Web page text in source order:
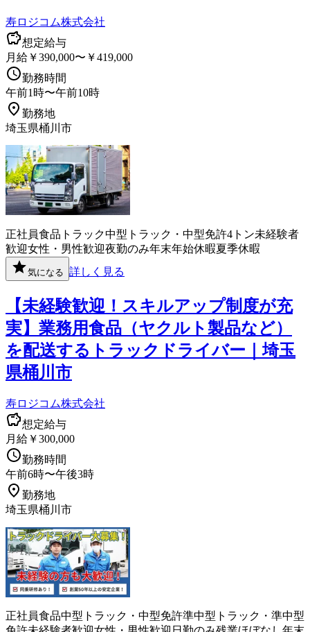
寿ロジコム株式会社
想定給与
月給￥390,000〜￥419,000
勤務時間
午前1時〜午前10時
勤務地
埼玉県桶川市
正社員食品 トラック中型トラック・中型免許4トン未経験者
歓迎女性・男性歓迎夜勤のみ年末年始休暇夏季休暇
気になる 詳しく見る
【未経験歓迎！スキルアップ制度が充
実】業務用食品（ヤクルト製品など）
を配送するトラックドライバー｜埼玉
県桶川市
寿ロジコム株式会社
想定給与
月給￥300,000
勤務時間
午前6時〜午後3時
勤務地
埼玉県桶川市
正社員食品中型トラック・中型免許準中型トラック・準中型